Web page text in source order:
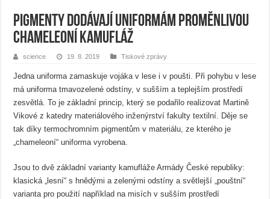
Pigmenty dodávají uniformám proměnlivou
chameleoní kamufláž
science 19. 8. 2019 Tiskové zprávy
Jedna uniforma zamaskuje vojáka v lese i v poušti. Při pohybu v lese
má uniforma tmavozelené odstíny, v sušším a teplejším prostředí
zesvětlá. To je základní princip, který se podařilo realizovat Martině
Vikové z katedry materiálového inženýrství fakulty textilní. Děje se
tak díky termochromním pigmentům v materiálu, ze kterého je
„chameleoní“ uniforma vyrobena.
Jsou to dvě základní varianty kamufláže Armády České republiky:
klasická „lesní“ s hnědými a zelenými odstíny a světlejší „pouštní“
varianta pro použití například na misích v sušším prostředí